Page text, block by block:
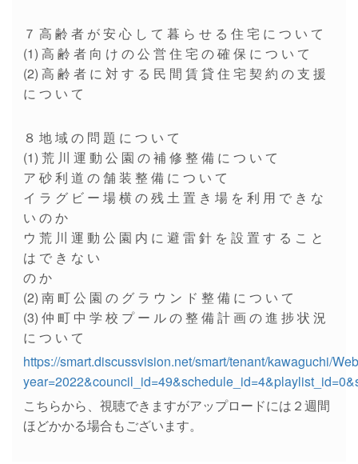
７ 高 齢 者 が 安 心 し て 暮 ら せ る 住 宅 に つ い て
(1) 高 齢 者 向 け の 公 営 住 宅 の 確 保 に つ い て
(2) 高 齢 者 に 対 す る 民 間 賃 貸 住 宅 契 約 の 支 援
に つ い て
８ 地 域 の 問 題 に つ い て
(1) 荒 川 運 動 公 園 の 補 修 整 備 に つ い て
ア 砂 利 道 の 舗 装 整 備 に つ い て
イ ラ グ ビ ー 場 横 の 残 土 置 き 場 を 利 用 で き な
い の か
ウ 荒 川 運 動 公 園 内 に 避 雷 針 を 設 置 す る こ と
は で き な い
の か
(2) 南 町 公 園 の グ ラ ウ ン ド 整 備 に つ い て
(3) 仲 町 中 学 校 プ ー ル の 整 備 計 画 の 進 捗 状 況
に つ い て
https://smart.discussvision.net/smart/tenant/kawaguchi/
こちらから、視聴できますがアップロードには２週間
ほどかかる場合もございます。